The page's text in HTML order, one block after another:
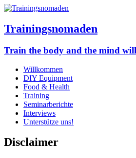
Trainingsnomaden
Train the body and the mind
Willkommen
DIY Equipment
Food & Health
Training
Seminarberichte
Interviews
Unterstütze uns!
Disclaimer